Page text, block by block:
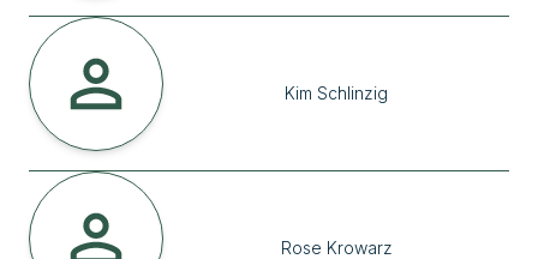
Kim Schlinzig
Rose Krowarz